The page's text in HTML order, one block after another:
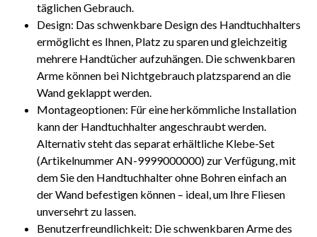
täglichen Gebrauch.
Design: Das schwenkbare Design des Handtuchhalters
ermöglicht es Ihnen, Platz zu sparen und gleichzeitig
mehrere Handtücher aufzuhängen. Die schwenkbaren
Arme können bei Nichtgebrauch platzsparend an die
Wand geklappt werden.
Montageoptionen: Für eine herkömmliche Installation
kann der Handtuchhalter angeschraubt werden.
Alternativ steht das separat erhältliche Klebe-Set
(Artikelnummer AN-9999000000) zur Verfügung, mit
dem Sie den Handtuchhalter ohne Bohren einfach an
der Wand befestigen können – ideal, um Ihre Fliesen
unversehrt zu lassen.
Benutzerfreundlichkeit: Die schwenkbaren Arme des